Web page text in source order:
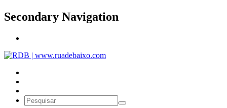
Secondary Navigation